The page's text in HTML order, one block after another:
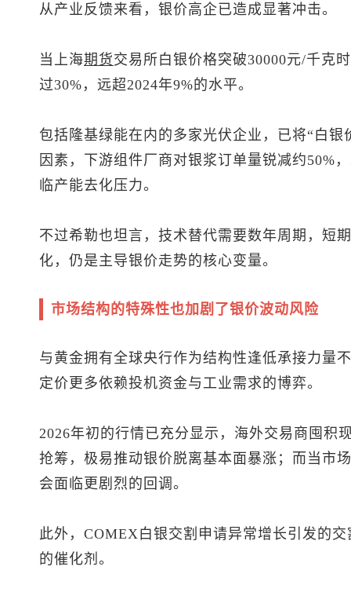
从产业反馈来看，银价高企已造成显著冲击。
当上海期货交易所白银价格突破30000元/千克
过30%，远超2024年9%的水平。
包括隆基绿能在内的多家光伏企业，已将“白
因素，下游组件厂商对银浆订单量锐减约50%
临产能去化压力。
不过希勒也坦言，技术替代需要数年周期，短
化，仍是主导银价走势的核心变量。
市场结构的特殊性也加剧了银价波动风险
与黄金拥有全球央行作为结构性逢低承接力量
定价更多依赖投机资金与工业需求的博弈。
2026年初的行情已充分显示，海外交易商囤积
抢筹，极易推动银价脱离基本面暴涨；而当市
会面临更剧烈的回调。
此外，COMEX白银交割申请异常增长引发的
的催化剂。